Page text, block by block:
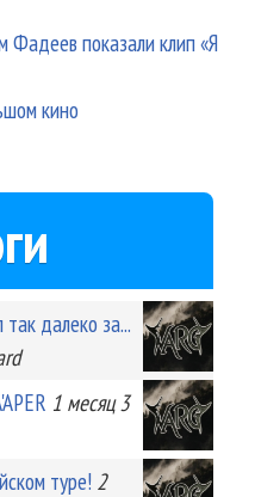
Фадеев показали клип «Я
кино
далеко за...
1 месяц 3
туре! 2